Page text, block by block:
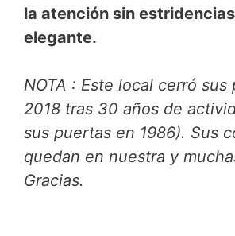
la atención sin
elegante.
NOTA : Este local cerró sus
2018 tras 30 años de
sus puertas en 1986). Sus
quedan en nuestra y
Gracias.